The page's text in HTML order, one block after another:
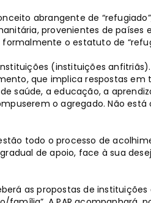
abrangente de
provenientes de países
o estatuto de
(instituições
que implica respostas em
saúde, a educação, a
o agregado. Não está
todo o processo de
de apoio, face à sua
as propostas de